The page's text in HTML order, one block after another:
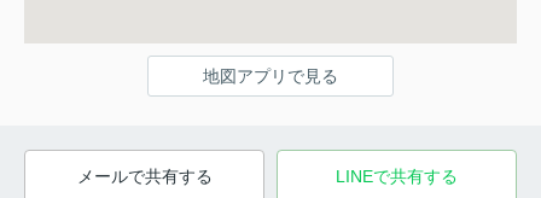
地図アプリで見る
メールで共有する LINEで共有する